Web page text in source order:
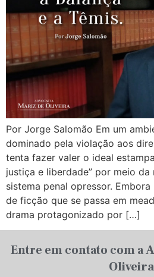
Por Jorge Salomão Em um
dominado pela violação aos
tenta fazer valer o ideal
justiça e liberdade” por meio da
sistema penal opressor.
de ficção que se passa em
drama protagonizado por […]
Entre em contato com a